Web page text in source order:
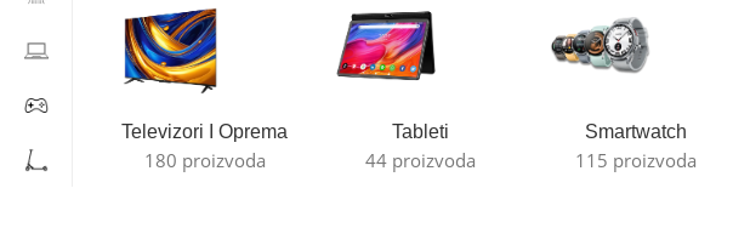
Televizori I Oprema
180 proizvoda
Tableti
44 proizvoda
Smartwatch
115 proizvoda